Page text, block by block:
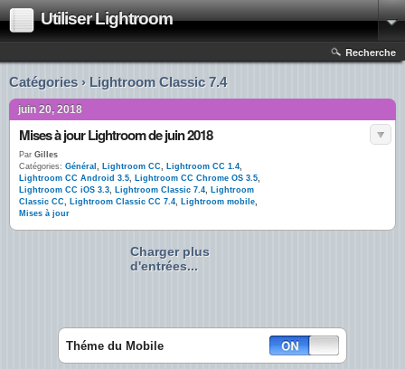
Utiliser Lightroom
Recherche
Catégories › Lightroom Classic 7.4
juin 20, 2018
Mises à jour Lightroom de juin 2018
Par Gilles
Catégories: Général , Lightroom CC, Lightroom CC 1.4,
Lightroom CC Android 3.5, Lightroom CC Chrome OS 3.5,
Lightroom CC iOS 3.3, Lightroom Classic 7.4, Lightroom
Classic CC, Lightroom Classic CC 7.4, Lightroom mobile,
Mises à jour
Charger plus
d'entrées...
Théme du Mobile